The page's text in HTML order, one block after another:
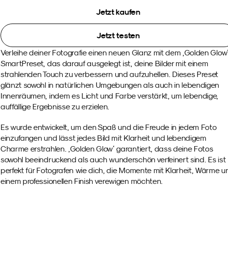
Jetzt kaufen
Jetzt testen
Verleihe deiner Fotografie einen neuen Glanz mit dem ‚Golden
SmartPreset, das darauf ausgelegt ist, deine Bilder mit einem
strahlenden Touch zu verbessern und aufzuhellen. Dieses Preset
glänzt sowohl in natürlichen Umgebungen als auch in lebendigen
Innenräumen, indem es Licht und Farbe verstärkt, um lebendige,
auffällige Ergebnisse zu erzielen.
Es wurde entwickelt, um den Spaß und die Freude in jedem Foto
einzufangen und lässt jedes Bild mit Klarheit und lebendigem
Charme erstrahlen. ‚Golden Glow‘ garantiert, dass deine Fotos
sowohl beeindruckend als auch wunderschön verfeinert sind. Es ist
perfekt für Fotografen wie dich, die Momente mit Klarheit, Wärme
einem professionellen Finish verewigen möchten.